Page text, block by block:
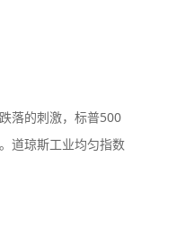
落的刺激，标普500
道琼斯工业均匀指数